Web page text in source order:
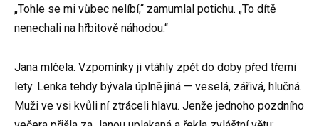
„Tohle se mi vůbec nelíbí,“ zamumlal potichu. „To dítě
nenechali na hřbitově náhodou.“
Jana mlčela. Vzpomínky ji vtáhly zpět do doby před třemi
lety. Lenka tehdy bývala úplně jiná — veselá, zářivá, hlučná.
Muži ve vsi kvůli ní ztráceli hlavu. Jenže jednoho pozdního